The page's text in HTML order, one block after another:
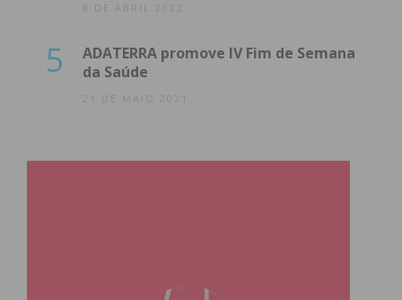
8 DE ABRIL 2022
5
ADATERRA promove IV Fim de Semana
da Saúde
21 DE MAIO 2021